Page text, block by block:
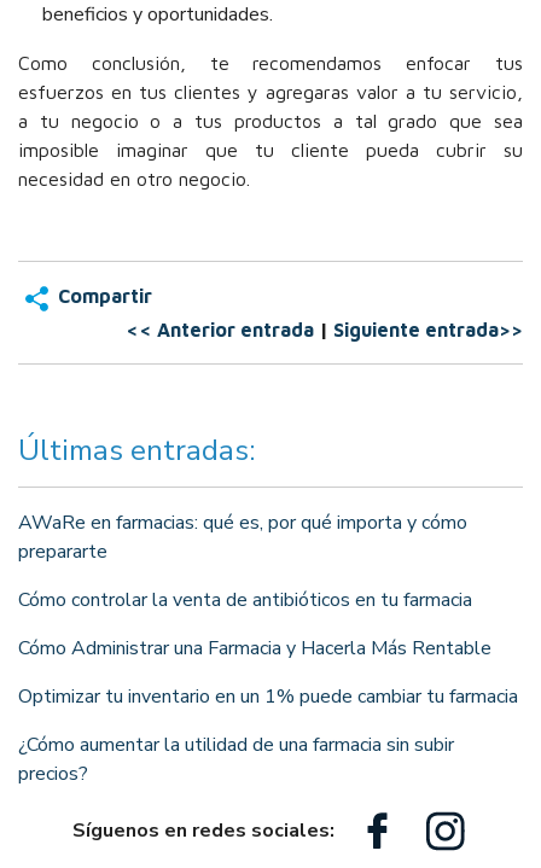
beneficios y oportunidades.
Como conclusión, te recomendamos enfocar tus
esfuerzos en tus clientes y agregaras valor a tu servicio,
a tu negocio o a tus productos a tal grado que sea
imposible imaginar que tu cliente pueda cubrir su
necesidad en otro negocio.
Compartir
<< Anterior entrada | Siguiente entrada>>
Últimas entradas:
AWaRe en farmacias: qué es, por qué importa y cómo
prepararte
Cómo controlar la venta de antibióticos en tu farmacia
Cómo Administrar una Farmacia y Hacerla Más Rentable
Optimizar tu inventario en un 1% puede cambiar tu farmacia
¿Cómo aumentar la utilidad de una farmacia sin subir
precios?
Síguenos en redes sociales: